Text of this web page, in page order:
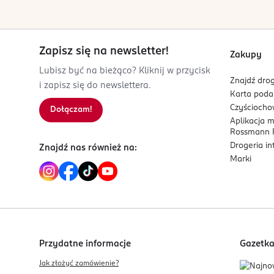
Zapisz się na newsletter!
Lubisz być na bieżąco? Kliknij w przycisk
i zapisz się do newslettera.
Dołączam!
Znajdź nas również na:
Zakupy
Znajdź
Karta
Aplikacja
Rossmann
Drogeria
Marki
Przydatne informacje
Jak złożyć zamówienie?
Gazetka